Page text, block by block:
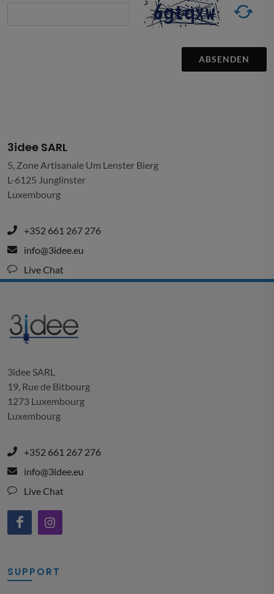
ABSENDEN
3idee SARL
5, Zone Artisanale Um Lenster Bierg
L-6125 Junglinster
Luxembourg
+352 661 267 276
info@3idee.eu
Live Chat
3idee SARL
19, Rue de Bitbourg
1273 Luxembourg
Luxembourg
+352 661 267 276
info@3idee.eu
Live Chat
SUPPORT